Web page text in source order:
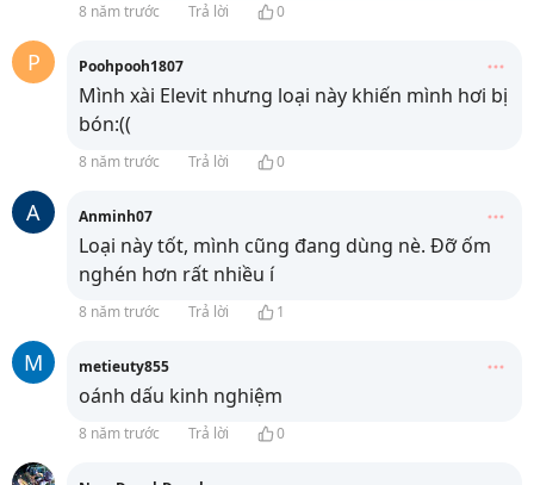
8 năm trước Trả lời 0
P Poohpooh1807
Mình xài Elevit nhưng loại này khiến mình hơi bị
bón:((
8 năm trước Trả lời 0
A Anminh07
Loại này tốt, mình cũng đang dùng nè. Đỡ ốm
nghén hơn rất nhiều í
8 năm trước Trả lời 1
M metieuty855
oánh dấu kinh nghiệm
8 năm trước Trả lời 0